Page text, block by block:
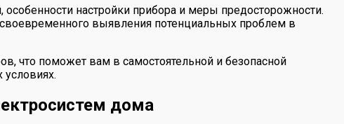
настройки прибора и меры предосторожности.
выявления потенциальных проблем в
что поможет вам в самостоятельной и безопасной
дома